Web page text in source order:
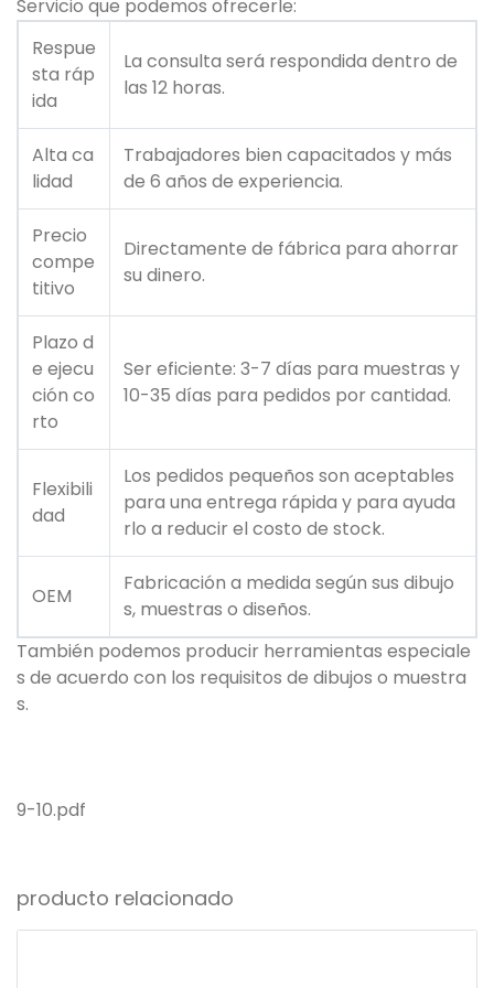
Servicio que podemos ofrecerle:
Respue
sta ráp
ida
La consulta será respondida dentro de
las 12 horas.
Alta ca
lidad
Trabajadores bien capacitados y más
de 6 años de experiencia.
Precio
compe
titivo
Directamente de fábrica para ahorrar
su dinero.
Plazo d
e ejecu
ción co
rto
Ser eficiente: 3-7 días para muestras y
10-35 días para pedidos por cantidad.
Flexibili
dad
Los pedidos pequeños son aceptables
para una entrega rápida y para ayuda
rlo a reducir el costo de stock.
OEM
Fabricación a medida según sus dibujo
s, muestras o diseños.
También podemos producir herramientas especiale
s de acuerdo con los requisitos de dibujos o muestra
s.
9-10.pdf
producto relacionado